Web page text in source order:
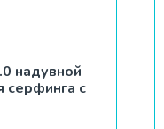
надувной
серфинга с